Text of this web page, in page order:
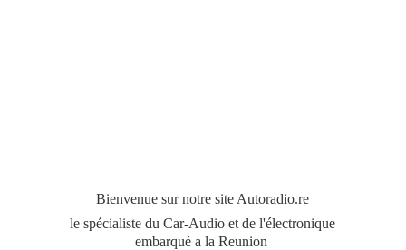
Bienvenue sur notre site Autoradio.re
le spécialiste du Car-Audio et de l'électronique
embarqué a la Reunion